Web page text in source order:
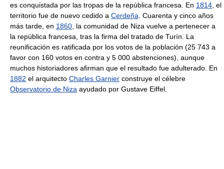
es conquistada por las tropas de la república francesa. En 1814 , el
territorio fue de nuevo cedido a Cerdeña . Cuarenta y cinco años
más tarde, en 1860 , la comunidad de Niza vuelve a pertenecer a
la república francesa, tras la firma del tratado de Turín. La
reunificación es ratificada por los votos de la población (25 743 a
favor con 160 votos en contra y 5 000 abstenciones), aunque
muchos historiadores afirman que el resultado fue adulterado. En
1882 el arquitecto Charles Garnier construye el célebre
Observatorio de Niza ayudado por Gustave Eiffel.